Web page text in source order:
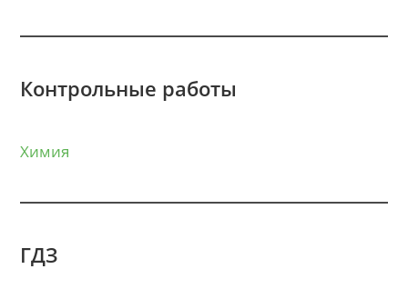
Контрольные работы
Химия
ГДЗ